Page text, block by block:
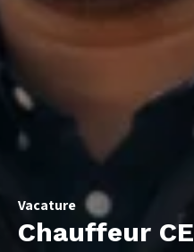
Vacature
Chauffeur CE